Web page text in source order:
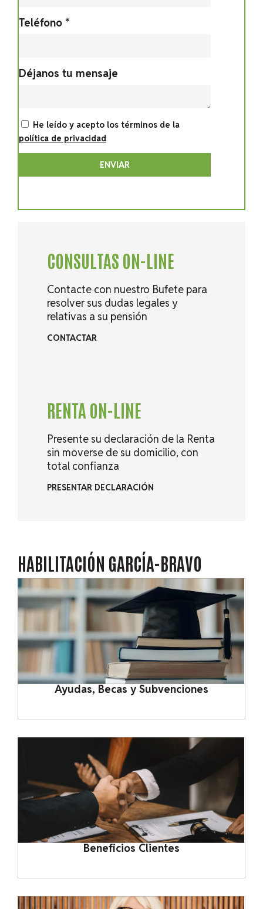
Teléfono *
Déjanos tu mensaje
He leído y acepto los términos de la
política de privacidad
ENVIAR
CONSULTAS ON-LINE
Contacte con nuestro Bufete para
resolver sus dudas legales y
relativas a su pensión
CONTACTAR
RENTA ON-LINE
Presente su declaración de la Renta
sin moverse de su domicilio, con
total confianza
PRESENTAR DECLARACIÓN
HABILITACIÓN GARCÍA-BRAVO
Ayudas, Becas y Subvenciones
Beneficios Clientes